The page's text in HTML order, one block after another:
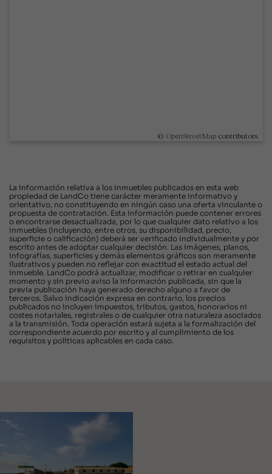
© OpenStreetMap contributors.
La información relativa a los inmuebles publicados en esta web
propiedad de LandCo tiene carácter meramente informativo y
orientativo, no constituyendo en ningún caso una oferta vinculante o
propuesta de contratación. Esta información puede contener errores
o encontrarse desactualizada, por lo que cualquier dato relativo a los
inmuebles (incluyendo, entre otros, su disponibilidad, precio,
superficie o calificación) deberá ser verificado individualmente y por
escrito antes de adoptar cualquier decisión. Las imágenes, planos,
infografías, superficies y demás elementos gráficos son meramente
ilustrativos y pueden no reflejar con exactitud el estado actual del
inmueble. LandCo podrá actualizar, modificar o retirar en cualquier
momento y sin previo aviso la información publicada, sin que la
previa publicación haya generado derecho alguno a favor de
terceros. Salvo indicación expresa en contrario, los precios
publicados no incluyen impuestos, tributos, gastos, honorarios ni
costes notariales, registrales o de cualquier otra naturaleza asociados
a la transmisión. Toda operación estará sujeta a la formalización del
correspondiente acuerdo por escrito y al cumplimiento de los
requisitos y políticas aplicables en cada caso.